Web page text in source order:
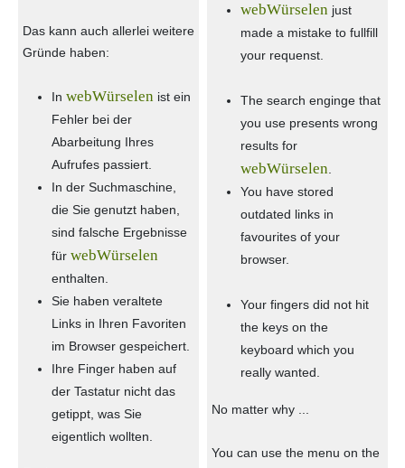
webWürselenjust
made a mistake to fullfill
your requenst.
The search enginge that
you use presents wrong
results for
webWürselen.
You have stored
outdated links in
favourites of your
browser.
Your fingers did not hit
the keys on the
keyboard which you
really wanted.
No matter why ...
You can use the menu on the
Das kann auch allerlei weitere
Gründe haben:
In webWürselen ist ein
Fehler bei der
Abarbeitung Ihres
Aufrufes passiert.
In der Suchmaschine,
die Sie genutzt haben,
sind falsche Ergebnisse
für webWürselen
enthalten.
Sie haben veraltete
Links in Ihren Favoriten
im Browser gespeichert.
Ihre Finger haben auf
der Tastatur nicht das
getippt, was Sie
eigentlich wollten.